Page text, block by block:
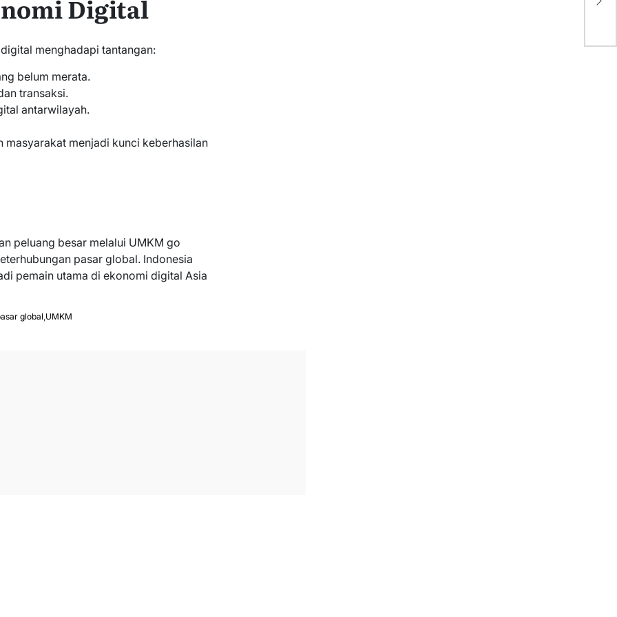
Digital
menghadapi tantangan:
belum merata.
transaksi.
antarwilayah.
masyarakat menjadi kunci keberhasilan
peluang besar melalui UMKM go
pasar global. Indonesia
pemain utama di ekonomi digital Asia
global UMKM